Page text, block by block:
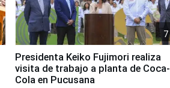
7
Presidenta Keiko Fujimori realiza
visita de trabajo a planta de Coca-
Cola en Pucusana